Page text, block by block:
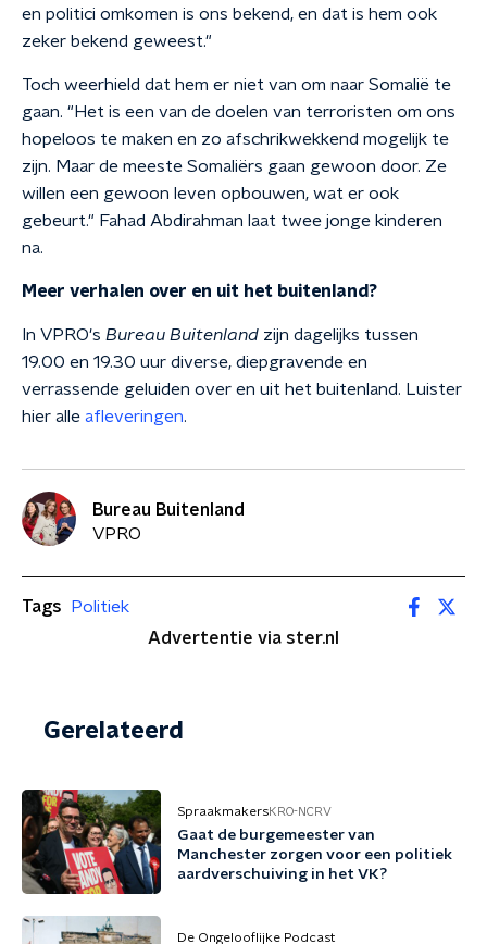
en politici omkomen is ons bekend, en dat is hem ook
zeker bekend geweest."
Toch weerhield dat hem er niet van om naar Somalië te
gaan. "Het is een van de doelen van terroristen om ons
hopeloos te maken en zo afschrikwekkend mogelijk te
zijn. Maar de meeste Somaliërs gaan gewoon door. Ze
willen een gewoon leven opbouwen, wat er ook
gebeurt." Fahad Abdirahman laat twee jonge kinderen
na.
Meer verhalen over en uit het buitenland?
In VPRO's Bureau Buitenland zijn dagelijks tussen
19.00 en 19.30 uur diverse, diepgravende en
verrassende geluiden over en uit het buitenland. Luister
hier alle afleveringen.
Bureau Buitenland
VPRO
Tags
Politiek
Advertentie via ster.nl
Gerelateerd
SpraakmakersKRO-NCRV
Gaat de burgemeester van
Manchester zorgen voor een politiek
aardverschuiving in het VK?
De Ongelooflijke Podcast